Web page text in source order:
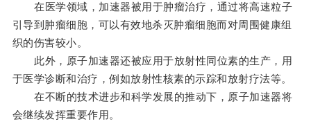
在医学领域，加速器被用于肿瘤治疗，通过将高速粒子
引导到肿瘤细胞，可以有效地杀灭肿瘤细胞而对周围健康组
织的伤害较小。
此外，原子加速器还被应用于放射性同位素的生产，用
于医学诊断和治疗，例如放射性核素的示踪和放射疗法等。
在不断的技术进步和科学发展的推动下，原子加速器将
会继续发挥重要作用。